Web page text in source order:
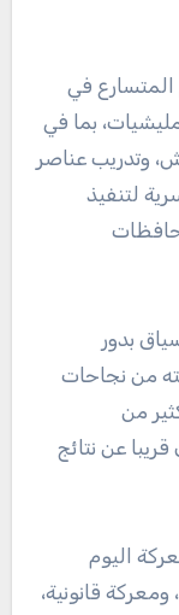
المتسارع في
بما في
وتدريب عناصر
لتنفيذ
بدور
من نجاحات
من
عن نتائج
اليوم
قانونية،